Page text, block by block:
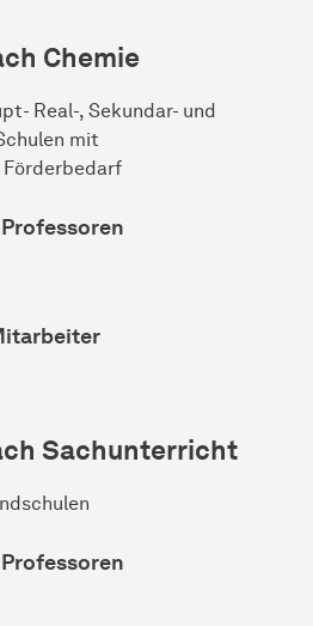
Chemie
Real-, Sekundar- und
mit
Sachunterricht